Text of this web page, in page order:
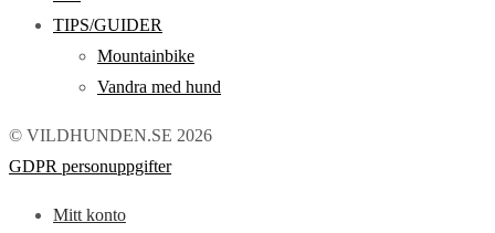
TIPS/GUIDER
Mountainbike
Vandra med hund
© VILDHUNDEN.SE 2026
GDPR personuppgifter
Mitt konto